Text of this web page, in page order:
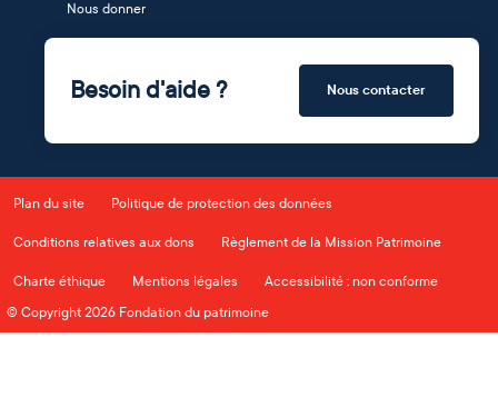
Nous donner
Besoin d'aide ? Nous contacter
Plan du site Politique de protection des données
Conditions relatives aux dons Règlement de la Mission Patrimoine
Charte éthique Mentions légales
Accessibilité : non conforme
© Copyright 2026 Fondation du patrimoine